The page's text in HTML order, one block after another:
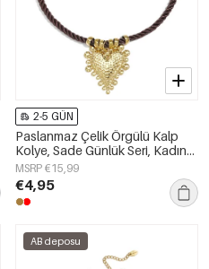
2-5 GÜN
Paslanmaz Çelik Örgülü Kalp
Kolye, Sade Günlük Seri, Kadın
Takıları
MSRP €15,99
€4,95
AB deposu